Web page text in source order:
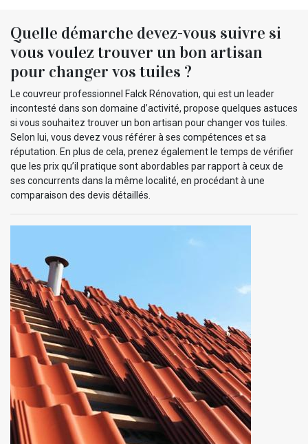
Quelle démarche devez-vous suivre si
vous voulez trouver un bon artisan
pour changer vos tuiles ?
Le couvreur professionnel Falck Rénovation, qui est un leader
incontesté dans son domaine d’activité, propose quelques astuces
si vous souhaitez trouver un bon artisan pour changer vos tuiles.
Selon lui, vous devez vous référer à ses compétences et sa
réputation. En plus de cela, prenez également le temps de vérifier
que les prix qu’il pratique sont abordables par rapport à ceux de
ses concurrents dans la même localité, en procédant à une
comparaison des devis détaillés.